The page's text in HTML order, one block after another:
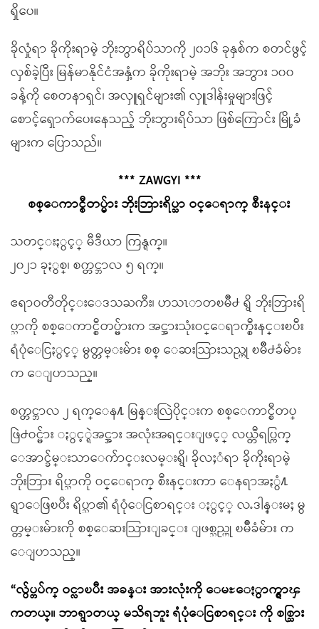
ရှိပေ။
ခိုလှုံရာ ခိုကိုးရာမဲ့ ဘိုးဘွာရိပ်သာကို ၂၀၁၆ ခုနှစ်က စတင်ဖွင့်
လှစ်ခဲ့ပြီး မြန်မာနိုင်ငံအနှံ့က ခိုကိုးရာမဲ့ အဘိုး အဘွား ၁၀၀
ခန့်ကို စေတနာရှင်၊ အလှူရှင်များ၏ လှူဒါန်းမှုများဖြင့်
စောင့်ရှောက်ပေးနေသည့် ဘိုးဘွားရိပ်သာ ဖြစ်ကြောင်း မြို့ခံ
များက ပြောသည်။
*** ZAWGYI ***
စစ္ေကာင္စီတပ္မ်ား ဘိုးဘြားရိပ္သာ ဝင္ေရာက္ စီးနင္း
သတင္းႏွင့္ မီဒီယာ ကြန္ရက္။
၂၀၂၁ ခုႏွစ္၊ စက္တင္ဘာလ ၅ ရက္။
ဧရာဝတီတိုင္းေဒသႀကီး၊ ဟသၤာတၿမိဳ႕ ရွိ ဘိုးဘြားရိ
ပ္သာကို စစ္ေကာင္စီတပ္မ်ားက အင္အားသုံးဝင္ေရာက္စီးနင္းၿပီး
ရံပုံေငြႏွင့္ မွတ္တမ္းမ်ား စစ္ ေဆးသြားသည္ဟု ၿမိဳ႕ခံမ်ား
က ေျပာသည္။
စက္တင္ဘာလ ၂ ရက္ေန႔ မြန္းလြဲပိုင္းက စစ္ေကာင္စီတပ္
ဖြဲ႕ဝင္မ်ား ႏွင့္ရဲအင္အား အလုံးအရင္းျဖင့္ လယ္တီရပ္ကြက္
ေအာင္ခ်မ္းသာေက်ာင္းလမ္းရွိ၊ ခိုလႈံရာ ခိုကိုးရာမဲ့
ဘိုးဘြား ရိပ္သာကို ဝင္ေရာက္ စီးနင္းကာ ေနရာအႏွံ႔
ရွာေဖြၿပီး ရိပ္သာ၏ ရံပုံေငြစာရင္း ႏွင့္ လႉဒါန္းမႈ မွ
တ္တမ္းမ်ားကို စစ္ေဆးသြားျခင္း ျဖစ္သည္ဟု ၿမိဳခံမ်ား က
ေျပာသည္။
“လွ်ပ္တပ်က္ ဝင္လာၿပီး အခန္း အားလုံးကို ေမႊေႏွာက္ရွာၾ
ကတယ္။ ဘာရွာတယ္ မသိရဘူး ရံပုံေငြစာရင္း ကို စစ္သြား